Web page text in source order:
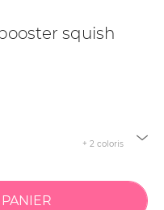
squish
+ 2 coloris